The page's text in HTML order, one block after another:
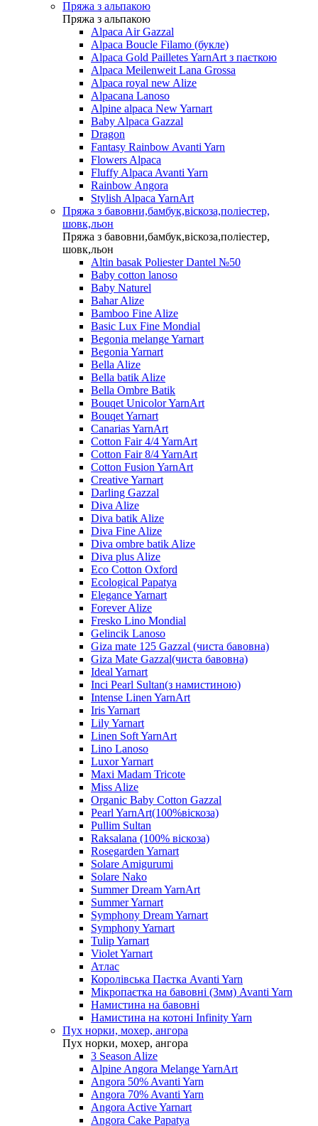
Пряжа з альпакою
Пряжа з альпакою
Alpaca Air Gazzal
Alpaca Boucle Filamo (букле)
Alpaca Gold Pailletes YarnArt з паєткою
Alpaca Meilenweit Lana Grossa
Alpaca royal new Alize
Alpacana Lanoso
Alpine alpaca New Yarnart
Baby Alpaca Gazzal
Dragon
Fantasy Rainbow Avanti Yarn
Flowers Alpaca
Fluffy Alpaca Avanti Yarn
Rainbow Angora
Stylish Alpaca YarnArt
Пряжа з бавовни,бамбук,віскоза,поліестер,
шовк,льон
Пряжа з бавовни,бамбук,віскоза,поліестер,
шовк,льон
Altin basak Poliester Dantel №50
Baby cotton lanoso
Baby Naturel
Bahar Alize
Bamboo Fine Alize
Basic Lux Fine Mondial
Begonia melange Yarnart
Begonia Yarnart
Bella Alize
Bella batik Alize
Bella Ombre Batik
Bouqet Unicolor YarnArt
Bouqet Yarnart
Canarias YarnArt
Cotton Fair 4/4 YarnArt
Cotton Fair 8/4 YarnArt
Cotton Fusion YarnArt
Creative Yarnart
Darling Gazzal
Diva Alize
Diva batik Alize
Diva Fine Alize
Diva ombre batik Alize
Diva plus Alize
Eco Cotton Oxford
Ecological Papatya
Elegance Yarnart
Forever Alize
Fresko Lino Mondial
Gelincik Lanoso
Giza mate 125 Gazzal (чиста бавовна)
Giza Mate Gazzal(чиста бавовна)
Ideal Yarnart
Inci Pearl Sultan(з намистиною)
Intense Linen YarnArt
Iris Yarnart
Lily Yarnart
Linen Soft YarnArt
Lino Lanoso
Luxor Yarnart
Maxi Madam Tricote
Miss Alize
Organic Baby Cotton Gazzal
Pearl YarnArt(100%віскоза)
Pullim Sultan
Raksalana (100% віскоза)
Rosegarden Yarnart
Solare Amigurumi
Solare Nako
Summer Dream YarnArt
Summer Yarnart
Symphony Dream Yarnart
Symphony Yarnart
Tulip Yarnart
Violet Yarnart
Атлас
Королівська Паєтка Avanti Yarn
Мікропаєтка на бавовні (3мм) Avanti Yarn
Намистина на бавовні
Намистина на котоні Infinity Yarn
Пух норки, мохер, ангора
Пух норки, мохер, ангора
3 Season Alize
Alpine Angora Melange YarnArt
Angora 50% Avanti Yarn
Angora 70% Avanti Yarn
Angora Active Yarnart
Angora Cake Papatya